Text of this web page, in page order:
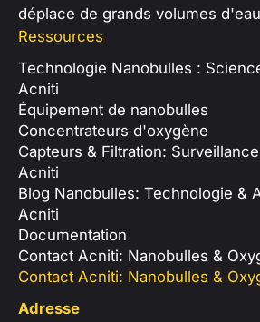
déplace de grands volumes d'eau
Ressources
Technologie Nanobulles :
Acniti
Équipement de nanobulles
Concentrateurs d'oxygène
Capteurs & Filtration: Surveillance
Acniti
Blog Nanobulles: Technologie &
Acniti
Documentation
Contact Acniti: Nanobulles &
Contact Acniti: Nanobulles &
Adresse